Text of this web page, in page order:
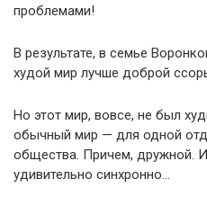
проблемами!
В результате, в семье
худой мир лучше доброй
Но этот мир, вовсе, не был
обычный мир — для одной
общества. Причем, дружной.
удивительно синхронно…